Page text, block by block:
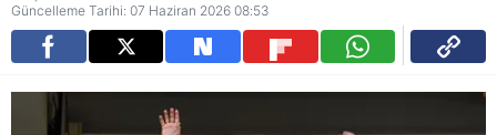
Güncelleme Tarihi: 07 Haziran 2026 08:53